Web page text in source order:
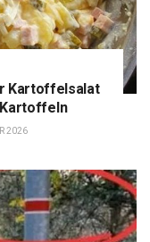
Kartoffelsalat
Kartoffeln
2026